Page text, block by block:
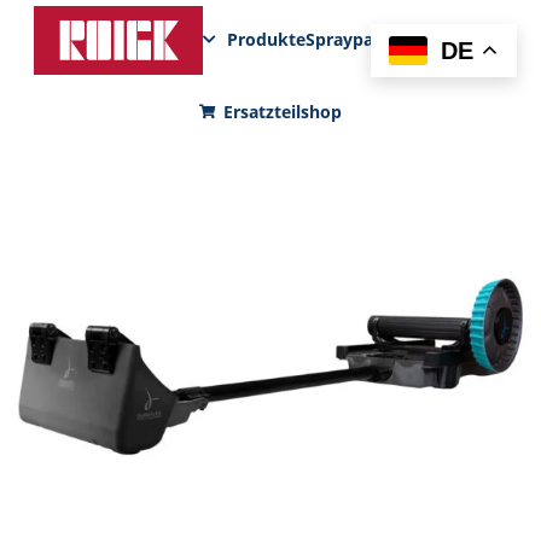
ProdukteSprayparksFunPadNews
Ersatzteilshop
DE